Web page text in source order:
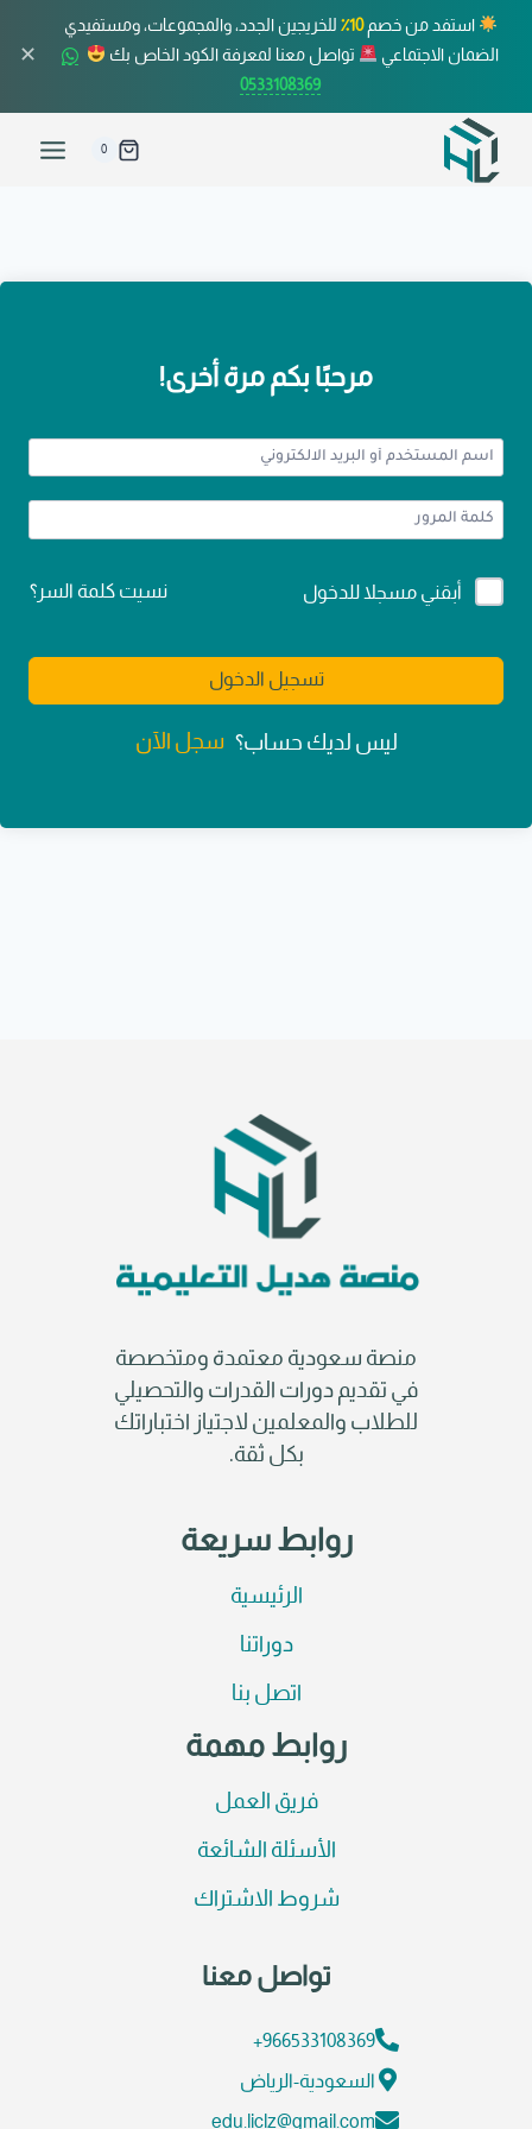
استفد من خصم10٪
للخريجين الجدد، والمجموعات، ومستفيدي
الضمان الاجتماعي
تواصل معنا لمعرفة الكود الخاص بك
0533108369
✕
0
مرحبًا بكم مرة أخرى!
Alternative:
أبقني مسجلا للدخول نسيت كلمة السر؟
تسجيل الدخول
ليس لديك حساب؟ سجل الآن
منصة سعودية معتمدة ومتخصصة
في تقديم دورات القدرات والتحصيلي
للطلاب والمعلمين لاجتياز اختباراتك
بكل ثقة.
روابط سريعة
الرئيسية
دوراتنا
اتصل بنا
روابط مهمة
فريق العمل
الأسئلة الشائعة
شروط الاشتراك
تواصل معنا
966533108369+
السعودية-الرياض
edu.liclz@gmail.com